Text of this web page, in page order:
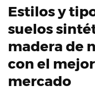
Estilos y
suelos
madera de
con el
mercado